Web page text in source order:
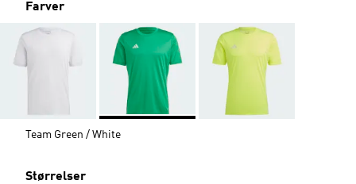
Farver
Team Green / White
Størrelser